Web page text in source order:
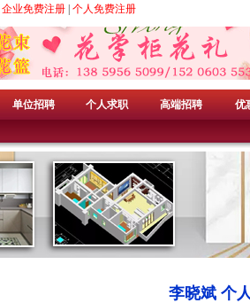
企业免费注册 个人免费注册
单位招聘 个人求职 高端招聘 优
李晓斌 个